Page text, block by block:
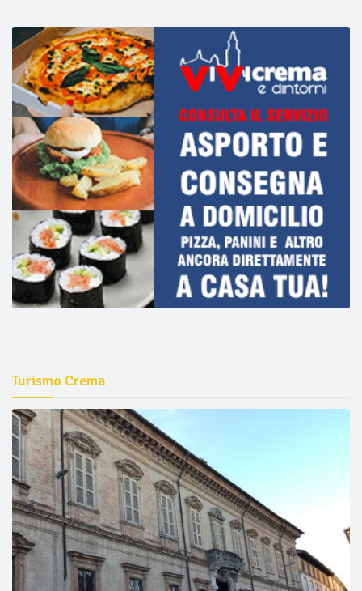
Turismo Crema